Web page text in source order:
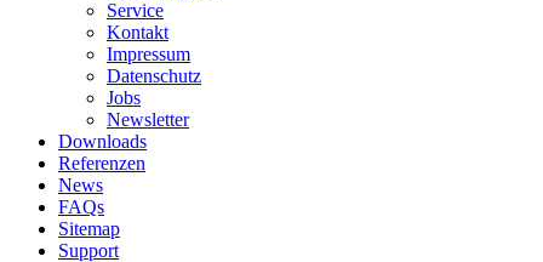
Service
Kontakt
Impressum
Datenschutz
Jobs
Newsletter
Downloads
Referenzen
News
FAQs
Sitemap
Support